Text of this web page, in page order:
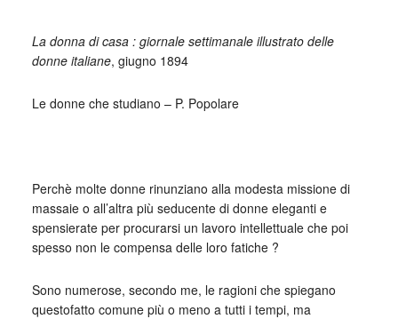
La donna di casa : giornale settimanale illustrato delle
donne italiane, giugno 1894
Le donne che studiano – P. Popolare
Perchè molte donne rinunziano alla modesta missione di
massaie o all’altra più seducente di donne eleganti e
spensierate per procurarsi un lavoro intellettuale che poi
spesso non le compensa delle loro fatiche ?
Sono numerose, secondo me, le ragioni che spiegano
questofatto comune più o meno a tutti i tempi, ma